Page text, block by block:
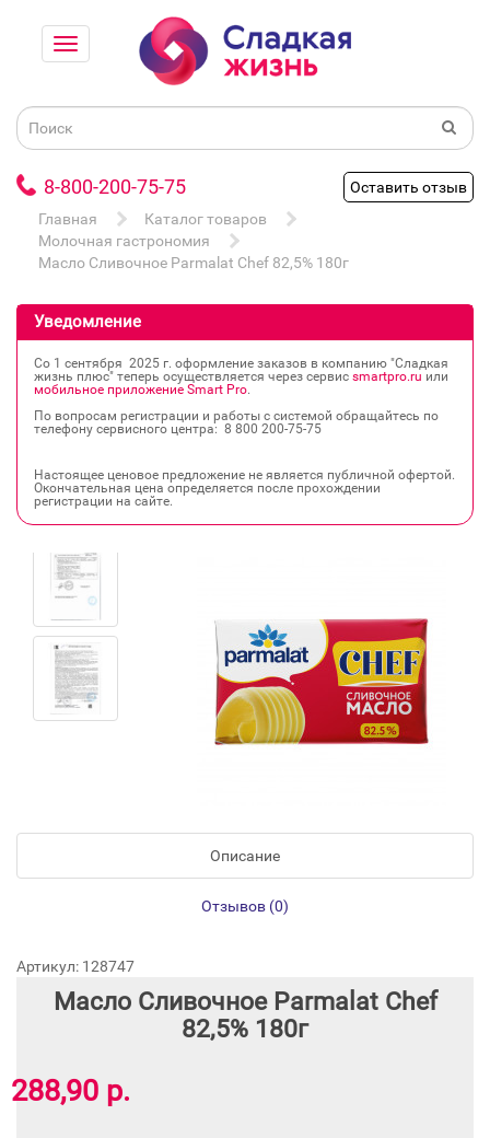
8-800-200-75-75
Оставить отзыв
Главная
Каталог товаров
Молочная гастрономия
Масло Сливочное Parmalat Chef 82,5% 180г
Уведомление
Со 1 сентября 2025 г. оформление заказов в компанию "Сладкая
жизнь плюс" теперь осуществляется через сервис smartpro.ru или
мобильное приложение Smart Pro.
По вопросам регистрации и работы с системой обращайтесь по
телефону сервисного центра: 8 800 200‐75‐75
Настоящее ценовое предложение не является публичной офертой.
Окончательная цена определяется после прохождении
регистрации на сайте.
Описание
Отзывов (0)
Артикул: 128747
Масло Сливочное Parmalat Chef
82,5% 180г
288,90 р.